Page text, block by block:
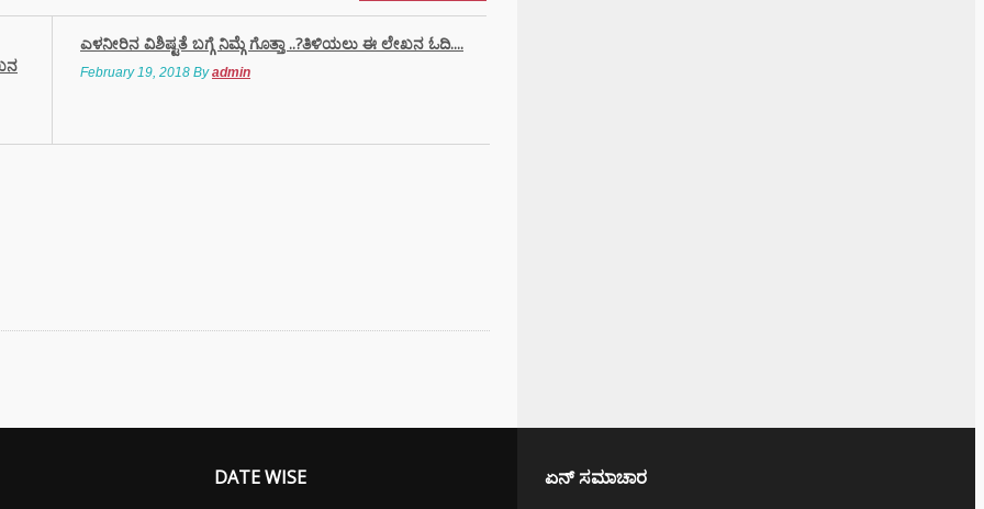
ಎಳನೀರಿನ ವಿಶಿಷ್ಟತೆ ಬಗ್ಗೆ ನಿಮ್ಗೆ ಗೊತ್ತಾ ..?ತಿಳಿಯಲು ಈ ಲೇಖನ ಓದಿ....
February 19, 2018 Byadmin
DATE WISE ಏನ್ ಸಮಾಚಾರ